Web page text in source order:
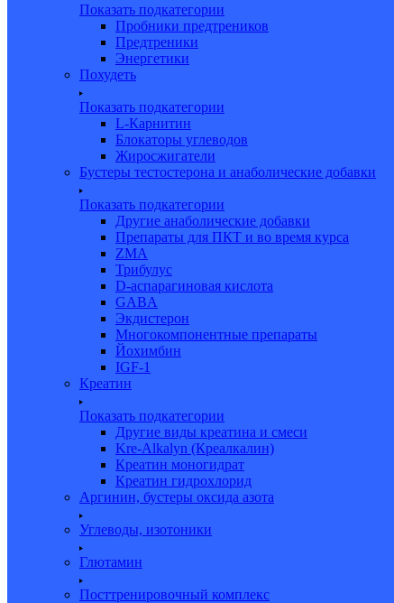
Показать подкатегории
Пробники предтреников
Предтреники
Энергетики
Похудеть
Показать подкатегории
L-Карнитин
Блокаторы углеводов
Жиросжигатели
Бустеры тестостерона и анаболические добавки
Показать подкатегории
Другие анаболические добавки
Препараты для ПКТ и во время курса
ZMA
Трибулус
D-аспарагиновая кислота
GABA
Экдистерон
Многокомпонентные препараты
Йохимбин
IGF-1
Креатин
Показать подкатегории
Другие виды креатина и смеси
Kre-Alkalyn (Креалкалин)
Креатин моногидрат
Креатин гидрохлорид
Аргинин, бустеры оксида азота
Углеводы, изотоники
Глютамин
Посттренировочный комплекс